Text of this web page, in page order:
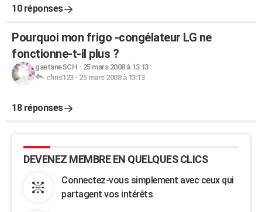
10 réponses
Pourquoi mon frigo -congélateur LG ne
fonctionne-t-il plus ?
gaetaneSCH - 25 mars 2008 à 13:13
chris123- 25 mars 2008 à 13:13
18 réponses
DEVENEZ MEMBRE EN QUELQUES CLICS
Connectez-vous simplement avec ceux qui
partagent vos intérêts